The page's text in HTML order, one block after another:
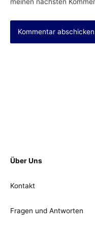
Über Uns
Kontakt
Fragen und Antworten